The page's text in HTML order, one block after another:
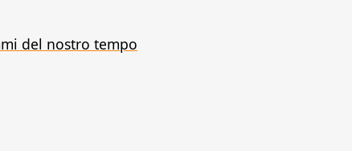
del nostro tempo